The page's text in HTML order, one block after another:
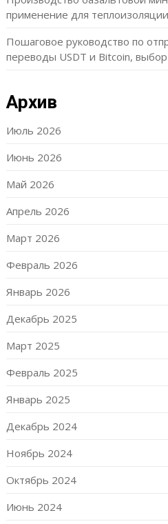
применение для
Пошаговое руководство по
переводы USDT и Bitcoin,
Архив
Июль 2026
Июнь 2026
Май 2026
Апрель 2026
Март 2026
Февраль 2026
Январь 2026
Декабрь 2025
Март 2025
Февраль 2025
Январь 2025
Декабрь 2024
Ноябрь 2024
Октябрь 2024
Июнь 2024